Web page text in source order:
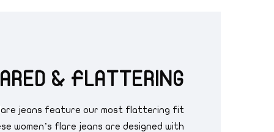
& FLATTERING
jeans feature our most flattering fit
flare jeans are designed with